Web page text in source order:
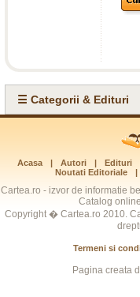
☰ Categorii & Edituri
Acasa | Autori | Edituri
Noutati Editoriale
|
Cartea.ro - izvor de informatie
Catalog
Copyright � Cartea.ro 2010.
Termeni si
Pagina creata